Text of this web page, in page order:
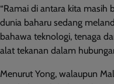
“Ramai di antara kita
dunia baharu sedang
bahawa teknologi, tenaga
alat tekanan dalam
Menurut Yong, walaupun